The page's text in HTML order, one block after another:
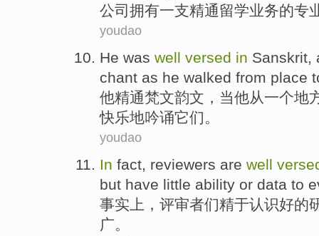
公司拥有一支精通留学业务的专
youdao
He was well versed in Sanskrit,
chant as he walked from place
他精通梵文韵文， 当他从一个地
快乐地吟诵它们。
youdao
In fact, reviewers are well
but have little ability or data to
事实上 ， 评审者们精于认识好的
广。